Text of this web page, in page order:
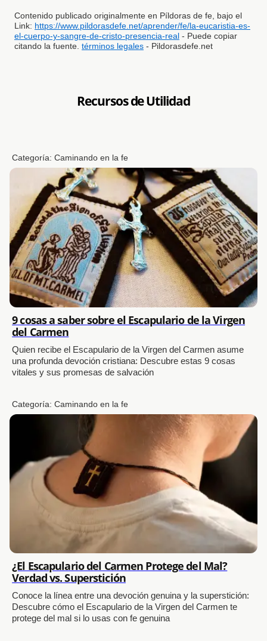
Contenido publicado originalmente en Píldoras de fe, bajo el
Link: https://www.pildorasdefe.net/aprender/fe/la-eucaristia-es-
el-cuerpo-y-sangre-de-cristo-presencia-real - Puede copiar
citando la fuente. términos legales - Pildorasdefe.net
Recursos de Utilidad
Categoría:Caminando en la fe
9 cosas a saber sobre el Escapulario de la Virgen
del Carmen
Quien recibe el Escapulario de la Virgen del Carmen asume
una profunda devoción cristiana: Descubre estas 9 cosas
vitales y sus promesas de salvación
Categoría:Caminando en la fe
¿El Escapulario del Carmen Protege del Mal?
Verdad vs. Superstición
Conoce la línea entre una devoción genuina y la superstición:
Descubre cómo el Escapulario de la Virgen del Carmen te
protege del mal si lo usas con fe genuina